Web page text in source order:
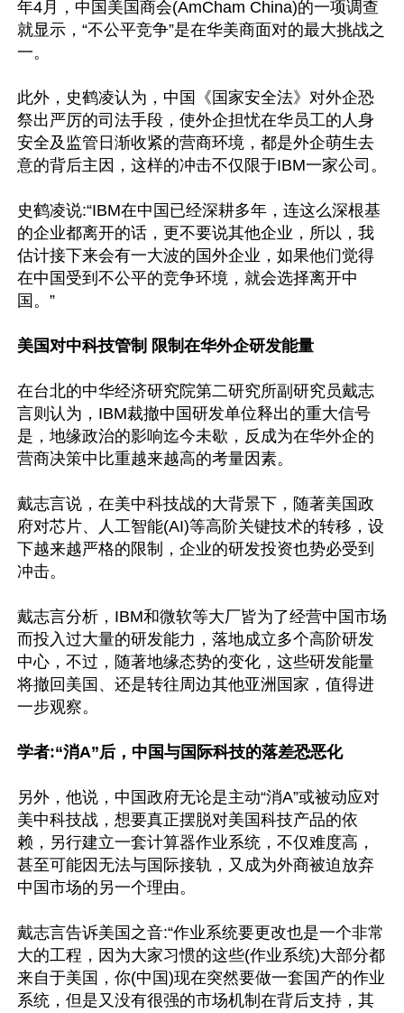
年4月，中国美国商会(AmCham China)的一项调查
就显示，“不公平竞争”是在华美商面对的最大挑战之
一。
此外，史鹤凌认为，中国《国家安全法》对外企恐
祭出严厉的司法手段，使外企担忧在华员工的人身
安全及监管日渐收紧的营商环境，都是外企萌生去
意的背后主因，这样的冲击不仅限于IBM一家公司。
史鹤凌说:“IBM在中国已经深耕多年，连这么深根基
的企业都离开的话，更不要说其他企业，所以，我
估计接下来会有一大波的国外企业，如果他们觉得
在中国受到不公平的竞争环境，就会选择离开中
国。”
美国对中科技管制 限制在华外企研发能量
在台北的中华经济研究院第二研究所副研究员戴志
言则认为，IBM裁撤中国研发单位释出的重大信号
是，地缘政治的影响迄今未歇，反成为在华外企的
营商决策中比重越来越高的考量因素。
戴志言说，在美中科技战的大背景下，随著美国政
府对芯片、人工智能(AI)等高阶关键技术的转移，设
下越来越严格的限制，企业的研发投资也势必受到
冲击。
戴志言分析，IBM和微软等大厂皆为了经营中国市场
而投入过大量的研发能力，落地成立多个高阶研发
中心，不过，随著地缘态势的变化，这些研发能量
将撤回美国、还是转往周边其他亚洲国家，值得进
一步观察。
学者:“消A”后，中国与国际科技的落差恐恶化
另外，他说，中国政府无论是主动“消A”或被动应对
美中科技战，想要真正摆脱对美国科技产品的依
赖，另行建立一套计算器作业系统，不仅难度高，
甚至可能因无法与国际接轨，又成为外商被迫放弃
中国市场的另一个理由。
戴志言告诉美国之音:“作业系统要更改也是一个非常
大的工程，因为大家习惯的这些(作业系统)大部分都
来自于美国，你(中国)现在突然要做一套国产的作业
系统，但是又没有很强的市场机制在背后支持，其